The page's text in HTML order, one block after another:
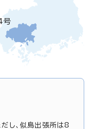
号
し、似島出張所は8